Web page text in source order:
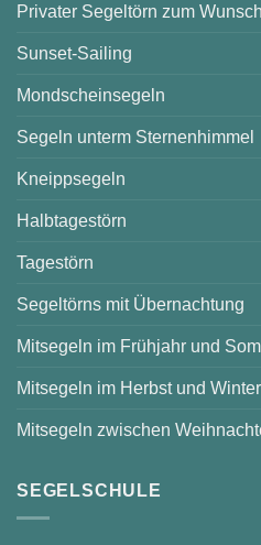
Privater Segeltörn zum
Sunset-Sailing
Mondscheinsegeln
Segeln unterm Sternenhimmel
Kneippsegeln
Halbtagestörn
Tagestörn
Segeltörns mit Übernachtung
Mitsegeln im Frühjahr und
Mitsegeln im Herbst und Winter
Mitsegeln zwischen
SEGELSCHULE